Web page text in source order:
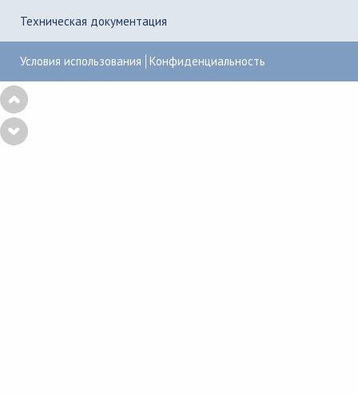
Техническая документация
Условия использования Конфиденциальность